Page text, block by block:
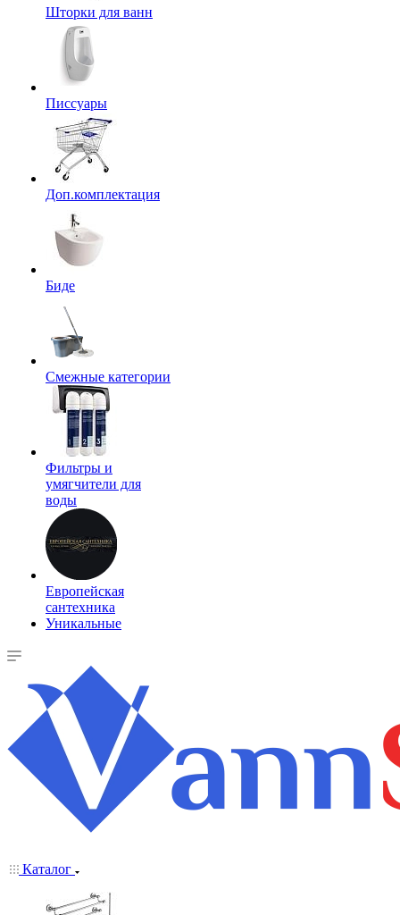
Шторки для ванн
Писсуары
Доп.комплектация
Биде
Смежные категории
Фильтры и
умягчители для
воды
Европейская
сантехника
Уникальные
Каталог